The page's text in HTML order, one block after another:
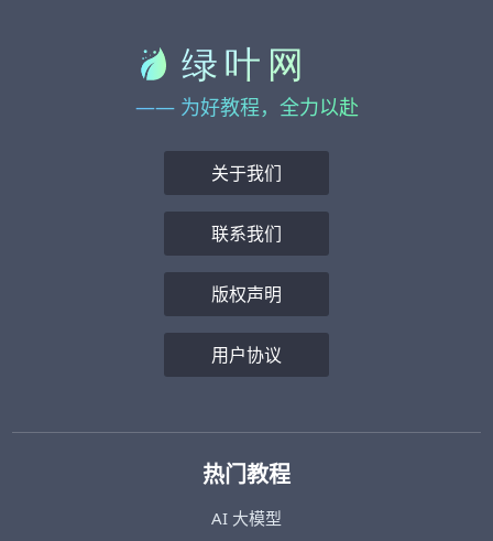
—— 为好教程，全力以赴
关于我们
联系我们
版权声明
用户协议
热门教程
AI 大模型